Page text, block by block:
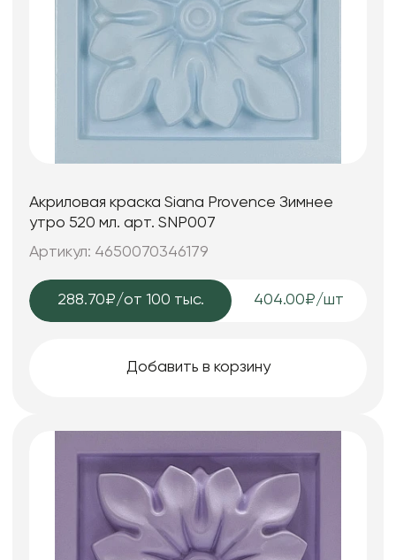
Акриловая краска Siana Provence Зимнее
утро 520 мл. арт. SNP007
Артикул: 4650070346179
288.70₽/от 100 тыс. 404.00₽/шт
Добавить в корзину